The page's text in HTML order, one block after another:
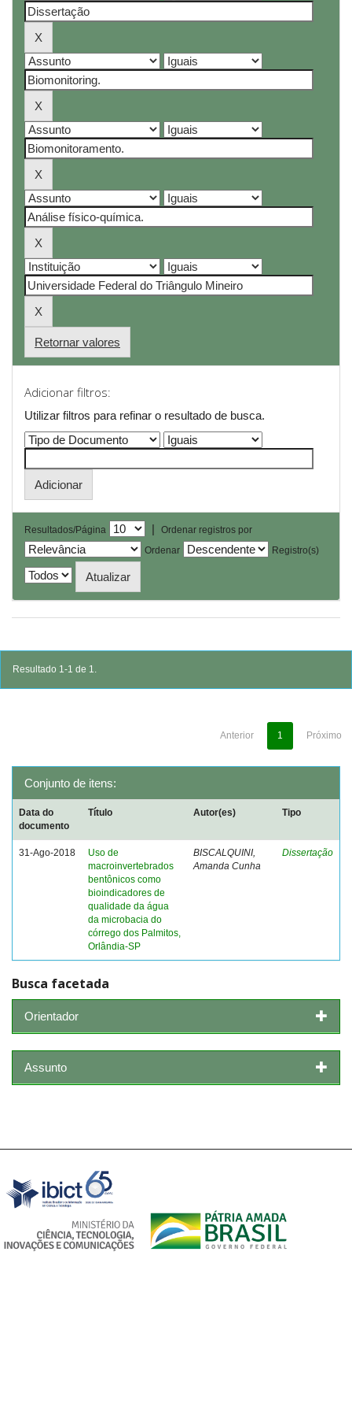
Retornar valores
Adicionar filtros:
Utilizar filtros para refinar o resultado de busca.
Resultados/Página |
Ordenar registros por
Ordenar
Registro(s)
Resultado 1-1 de 1.
Anterior 1 Próximo
Conjunto de itens:
Data do
documento
Título Autor(es) Tipo
31-Ago-2018
Uso de
macroinvertebrados
bentônicos como
bioindicadores de
qualidade da água
da microbacia do
córrego dos Palmitos,
Orlândia-SP
BISCALQUINI,
Amanda Cunha
Dissertação
Busca facetada
Orientador
Assunto